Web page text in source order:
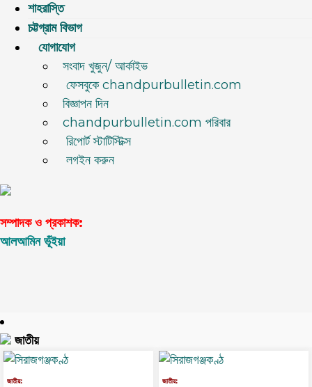
শাহরাস্তি
চট্টগ্রাম বিভাগ
যোগাযোগ
সংবাদ খুজুন/ আর্কাইভ
ফেসবুকে chandpurbulletin.com
বিজ্ঞাপন দিন
chandpurbulletin.com পরিবার
রিপোর্ট স্টাটিস্টিক্স
লগইন করুন
সম্পাদক ও প্রকাশক:
আলআমিন ভূঁইয়া
জাতীয়
জাতীয়: জাতীয়: